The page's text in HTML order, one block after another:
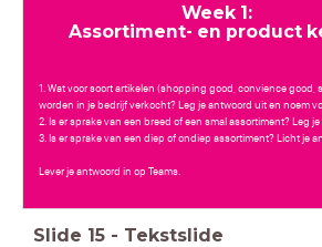
Week 1:
Assortiment- en product
1. Wat voor soort artikelen (shopping good, convience good,
worden in je bedrijf verkocht? Leg je antwoord uit en noem
2. Is er sprake van een breed of een smal assortiment? Leg
3. Is er sprake van een diep of ondiep assortiment? Licht je
Lever je antwoord in op Teams.
Slide 15 - Tekstslide